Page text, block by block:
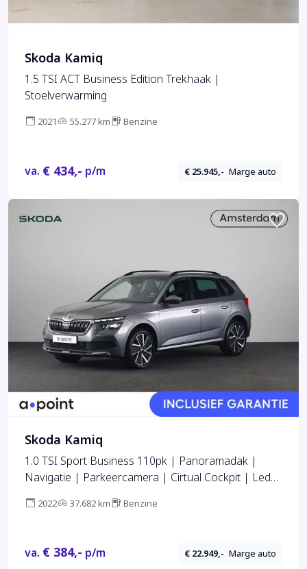
Skoda Kamiq
1.5 TSI ACT Business Edition Trekhaak |
Stoelverwarming
2021 55.277 km Benzine
va. € 434,- p/m € 25.945,- Marge auto
Skoda Kamiq
1.0 TSI Sport Business 110pk | Panoramadak |
Navigatie | Parkeercamera | Cirtual Cockpit | Led
2022 37.682 km Benzine
va. € 384,- p/m € 22.949,- Marge auto